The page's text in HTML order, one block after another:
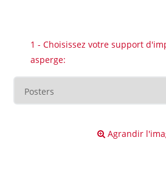
1 - Choisissez votre support
asperge:
Agrandir